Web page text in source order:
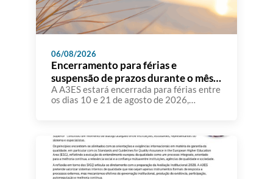
06/08/2026
Encerramento para férias e
suspensão de prazos durante o mês
de agosto
A A3ES estará encerrada para férias entre
os dias 10 e 21 de agosto de 2026,
têm comunicado à A3ES que, durante o
mês de agosto, uma parte significativa dos
seus docentes e demais recursos humanos
se […]